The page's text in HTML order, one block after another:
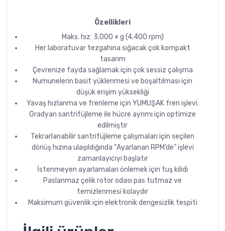
Özellikleri
Maks. hız: 3.000 × g (4.400 rpm)
Her laboratuvar tezgahına sığacak çok kompakt
tasarım
Çevrenize fayda sağlamak için çok sessiz çalışma
Numunelerin basit yüklenmesi ve boşaltılması için
düşük erişim yüksekliği
Yavaş hızlanma ve frenleme için YUMUŞAK fren işlevi.
Gradyan santrifüjleme ile hücre ayrımı için optimize
edilmiştir
Tekrarlanabilir santrifüjleme çalışmaları için seçilen
dönüş hızına ulaşıldığında “Ayarlanan RPM’de” işlevi
zamanlayıcıyı başlatır
İstenmeyen ayarlamaları önlemek için tuş kilidi
Paslanmaz çelik rotor odası pas tutmaz ve
temizlenmesi kolaydır
Maksimum güvenlik için elektronik dengesizlik tespiti